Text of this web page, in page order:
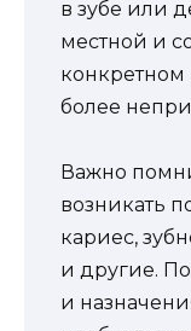
в зубе или
местной и
конкретном
более
Важно
возникать
кариес,
и другие.
и